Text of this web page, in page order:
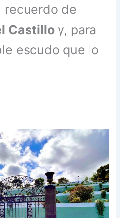
recuerdo de
Castillo y, para
escudo que lo